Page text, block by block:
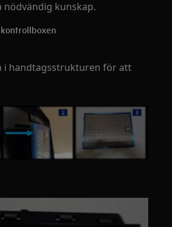
nödvändig kunskap.
i handtagsstrukturen för att